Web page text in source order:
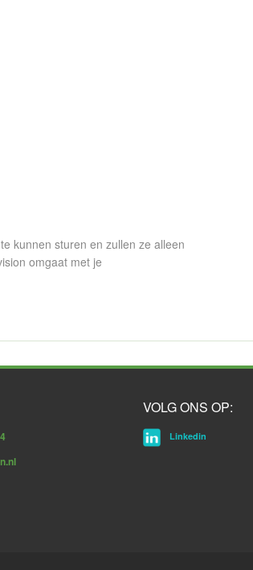
kunnen sturen en zullen ze alleen
omgaat met je
VOLG ONS OP:
Linkedin